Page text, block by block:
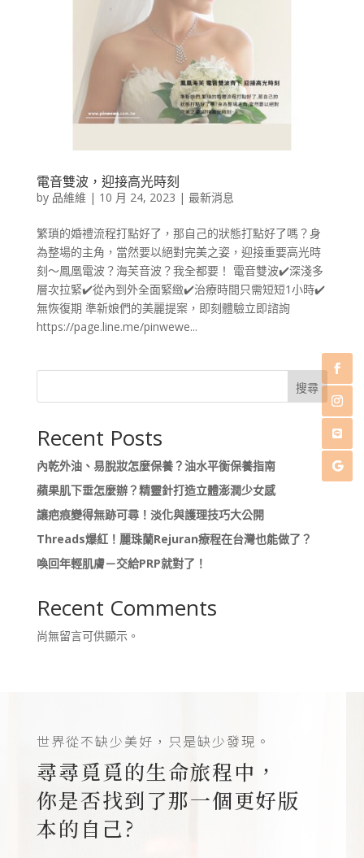
電音雙波，迎接高光時刻
by 品維維 | 10 月 24, 2023 | 最新消息
繁瑣的婚禮流程打點好了，那自己的狀態打點好了嗎？身
為整場的主角，當然要以絕對完美之姿，迎接重要高光時
刻～鳳凰電波？海芙音波？我全都要！ 電音雙波✔️深淺多
層次拉緊✔️從內到外全面緊緻✔️治療時間只需短短1小時✔️
無恢復期 準新娘們的美麗提案，即刻體驗立即諮詢
https://page.line.me/pinwewe...
搜尋
Recent Posts
內乾外油、易脫妝怎麼保養？油水平衡保養指南
蘋果肌下垂怎麼辦？精靈針打造立體澎潤少女感
讓疤痕變得無跡可尋！淡化與護理技巧大公開
Threads爆紅！麗珠蘭Rejuran療程在台灣也能做了？
喚回年輕肌膚－交給PRP就對了！
Recent Comments
尚無留言可供顯示。
世界從不缺少美好，只是缺少發現。
尋尋覓覓的生命旅程中，
你是否找到了那一個更好版
本的自己?